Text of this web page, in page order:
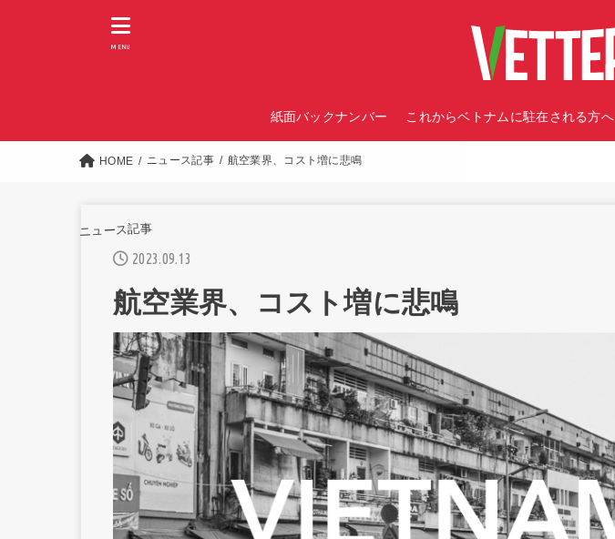
紙面バックナンバー これからベトナムに駐在される方へ
MENU
HOME ニュース記事 航空業界、コスト増に悲鳴
ニュース記事
2023.09.13
航空業界、コスト増に悲鳴